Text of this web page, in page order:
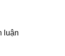
luận